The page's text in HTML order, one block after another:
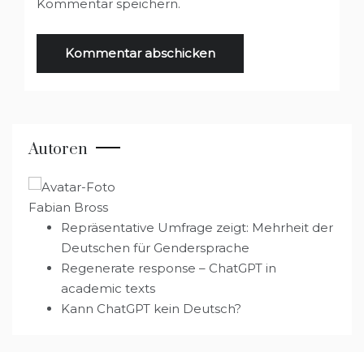
Kommentar speichern.
Autoren
Fabian Bross
Repräsentative Umfrage zeigt: Mehrheit der
Deutschen für Gendersprache
Regenerate response – ChatGPT in
academic texts
Kann ChatGPT kein Deutsch?